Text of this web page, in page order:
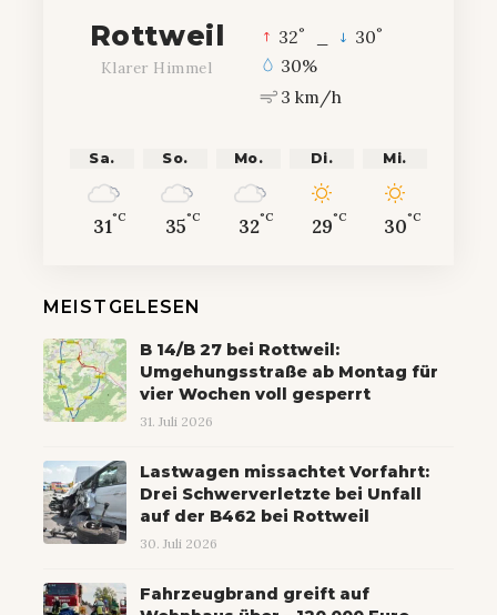
Rottweil
Klarer Himmel
32° 30°
30%
3 km/h
Sa.
31°C
So.
35°C
Mo.
32°C
Di.
29°C
Mi.
30°C
MEISTGELESEN
B 14/B 27 bei Rottweil:
Umgehungsstraße ab Montag für
vier Wochen voll gesperrt
31. Juli 2026
Lastwagen missachtet Vorfahrt:
Drei Schwerverletzte bei Unfall
auf der B462 bei Rottweil
30. Juli 2026
Fahrzeugbrand greift auf